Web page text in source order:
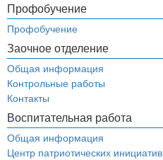
Профобучение
Профобучение
Заочное отделение
Общая информация
Контрольные работы
Контакты
Воспитательная работа
Общая информация
Центр патриотических инициатив